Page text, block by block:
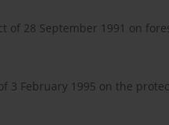
of 28 September 1991 on
3 February 1995 on the